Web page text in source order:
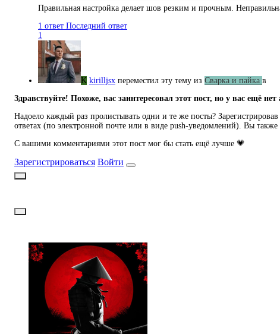
Правильная настройка делает шов резким и прочным.
1 ответ Последний ответ
1
K kirilljsx переместил эту тему из Сварка и пайка в
Здравствуйте! Похоже, вас заинтересовал этот пост, но у вас ещё нет
Надоело каждый раз пролистывать одни и те же посты?
ответах (по электронной почте или в виде push-уведомлений). Вы
С вашими комментариями этот пост мог бы стать ещё лучше 💗
Зарегистрироваться Войти